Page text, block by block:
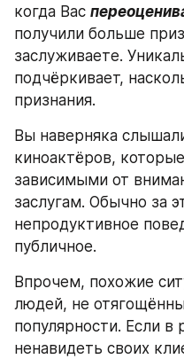
когда Вас
получили больше
заслуживаете.
подчёркивает,
признания.
Вы наверняка
киноактёров,
зависимыми от
заслугам. Обычно за
непродуктивное
публичное.
Впрочем, похожие
людей, не
популярности. Если в
ненавидеть своих